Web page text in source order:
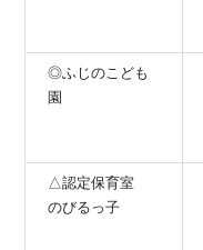
◎ふじのこども
園
△認定保育室
のびるっ子